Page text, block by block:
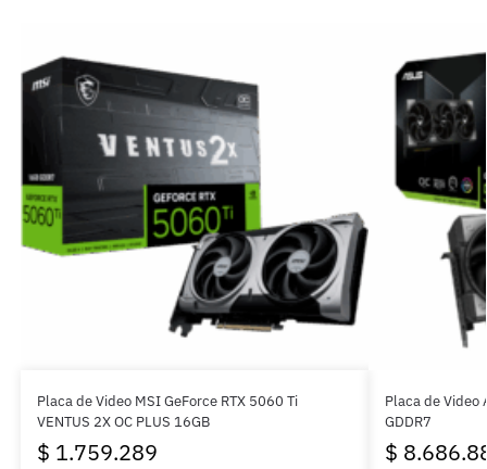
Placa de Video MSI GeForce RTX 5060 Ti
VENTUS 2X OC PLUS 16GB
$ 1.759.289
Placa de Video
GDDR7
$